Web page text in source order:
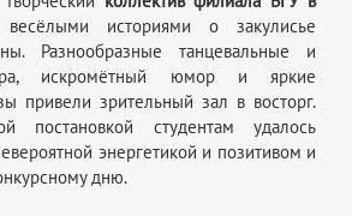
историями о закулисье
Разнообразные танцевальные и
искромётный юмор и яркие
привели зрительный зал в восторг.
постановкой студентам удалось
энергетикой и позитивом и
дню.